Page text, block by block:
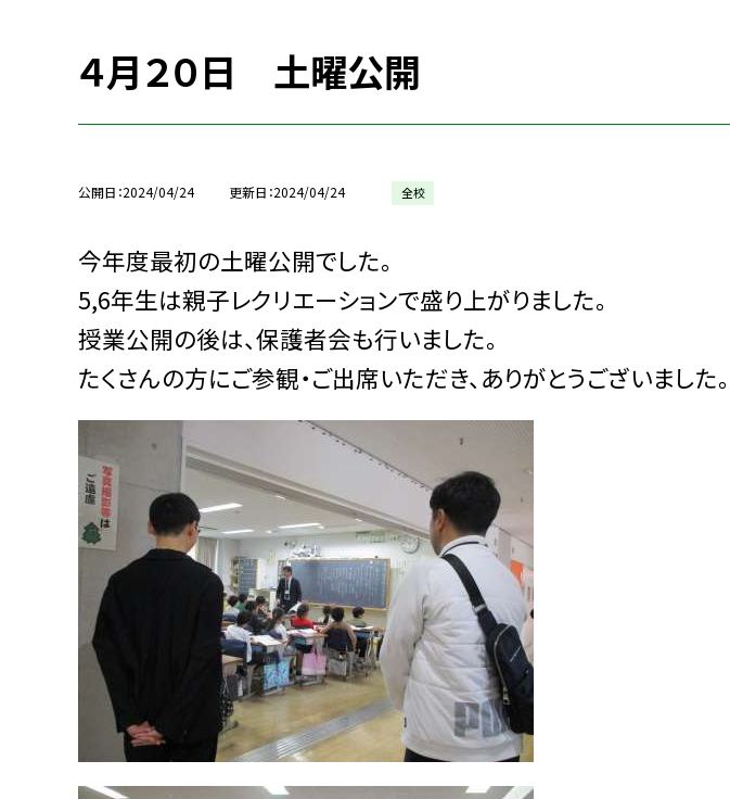
４月２０日 土曜公開
公開日 2024/04/24 更新日 2024/04/24 全校
今年度最初の土曜公開でした。
5,6年生は親子レクリエーションで盛り上がりました。
授業公開の後は、保護者会も行いました。
たくさんの方にご参観・ご出席いただき、ありがとうございました。